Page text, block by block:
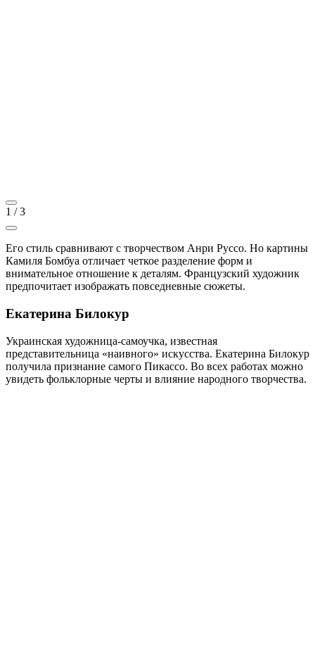
1 /3
Его стиль сравнивают с творчеством Анри Руссо. Но картины
Камиля Бомбуа отличает четкое разделение форм и
внимательное отношение к деталям. Французский художник
предпочитает изображать повседневные сюжеты.
Екатерина Билокур
Украинская художница-самоучка, известная
представительница «наивного» искусства. Екатерина Билокур
получила признание самого Пикассо. Во всех работах можно
увидеть фольклорные черты и влияние народного творчества.